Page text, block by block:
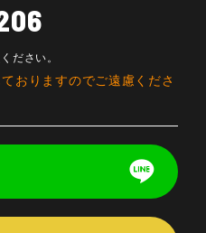
ださい。
おりますのでご遠慮くださ